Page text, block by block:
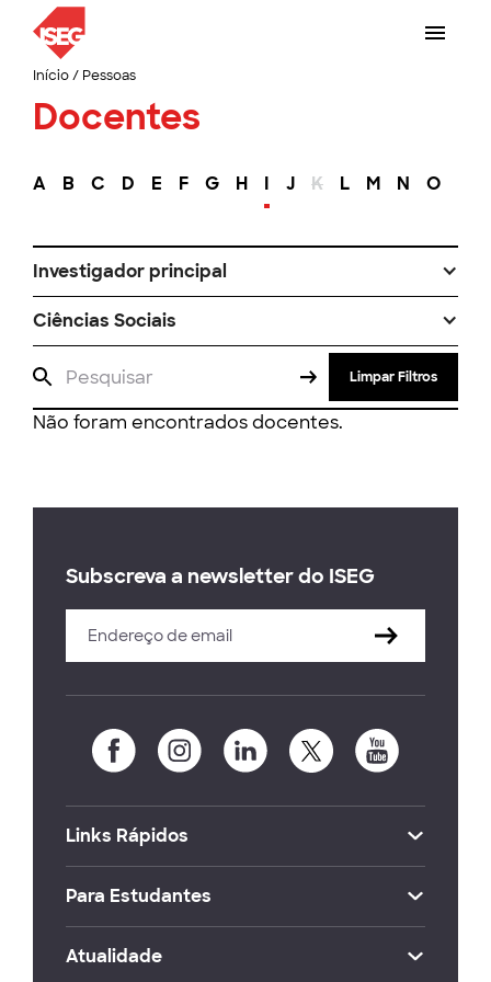
Início/ Pessoas
Docentes
A B C D E F G H I J K L M N O
Investigador principal
Ciências Sociais
Limpar Filtros
Não foram encontrados docentes.
Subscreva a newsletter do ISEG
Links Rápidos
Para Estudantes
Atualidade